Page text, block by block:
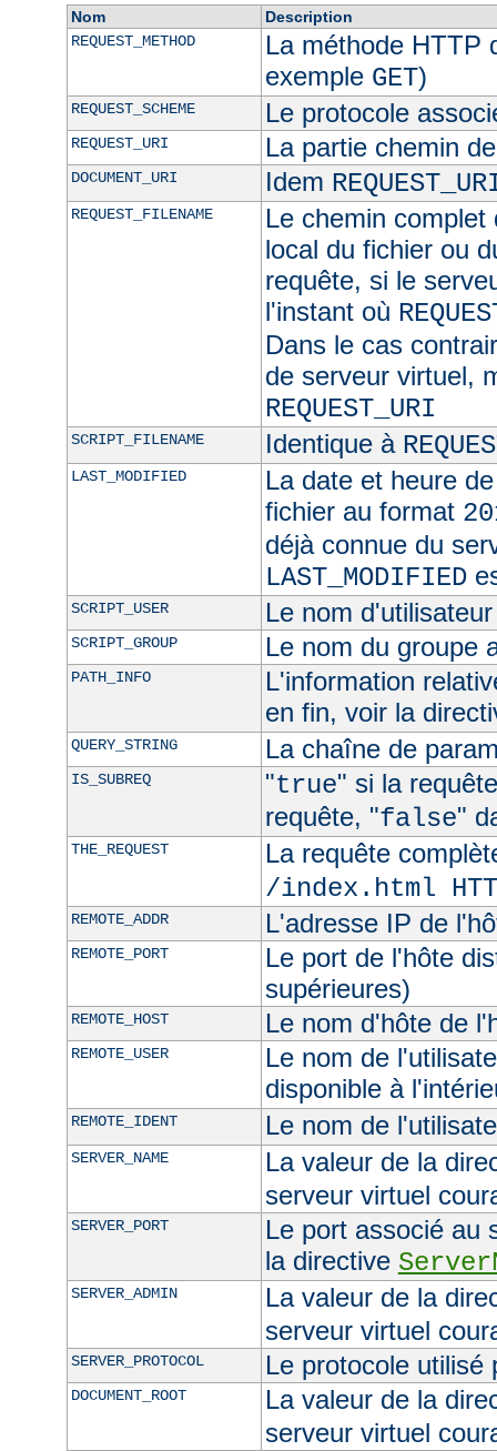
Nom
Description
REQUEST_METHOD
La méthode HTTP
exemple GET)
REQUEST_SCHEME Le protocole
REQUEST_URI La partie chemin
DOCUMENT_URI Idem
REQUEST_FILENAME
Le chemin
local du fichier ou
requête, si le
l'instant où
Dans le cas
de serveur virtuel,
REQUEST_URI
SCRIPT_FILENAME Identique à
LAST_MODIFIED
La date et heure
fichier au format
déjà connue du
LAST_MODIFIED
SCRIPT_USER Le nom
SCRIPT_GROUP Le nom du groupe
PATH_INFO
L'information
en fin, voir la
QUERY_STRING La chaîne de
IS_SUBREQ "true" si la
requête, "false"
THE_REQUEST
La requête
/index.html
REMOTE_ADDR L'adresse IP de
REMOTE_PORT
Le port de l'hôte
supérieures)
REMOTE_HOST Le nom d'hôte de
REMOTE_USER
Le nom de
disponible à
REMOTE_IDENT Le nom de
SERVER_NAME
La valeur de la
serveur virtuel
SERVER_PORT
Le port associé au
la directive
SERVER_ADMIN
La valeur de la
serveur virtuel
SERVER_PROTOCOL Le protocole utilisé
DOCUMENT_ROOT
La valeur de la
serveur virtuel